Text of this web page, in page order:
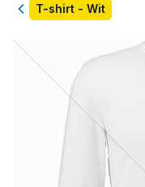
TerugT-shirt - Wit